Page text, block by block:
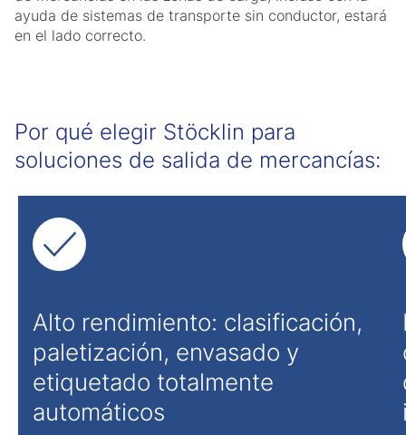
ayuda de sistemas de transporte sin conductor, estará
en el lado correcto.
Por qué elegir Stöcklin para
soluciones de salida de mercancías:
Alto rendimiento: clasificación,
paletización, envasado y
etiquetado totalmente
automáticos